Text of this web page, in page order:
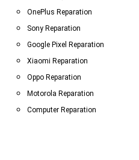
OnePlus Reparation
Sony Reparation
Google Pixel Reparation
Xiaomi Reparation
Oppo Reparation
Motorola Reparation
Computer Reparation